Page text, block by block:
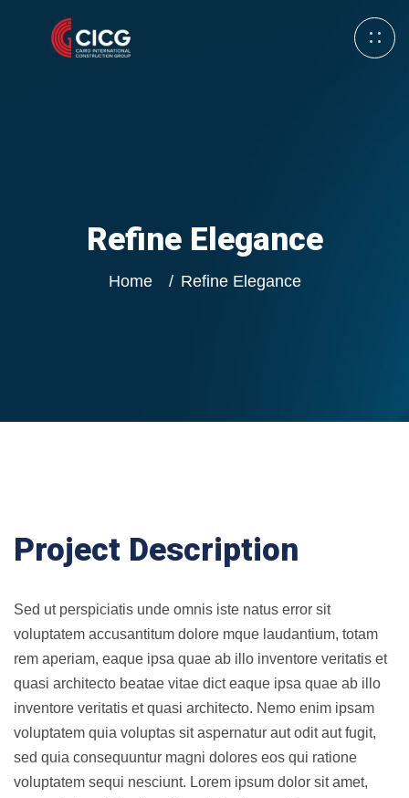
Refine Elegance
Home Refine Elegance
Project Description
Sed ut perspiciatis unde omnis iste natus error sit
voluptatem accusantitum dolore mque laudantium, totam
rem aperiam, eaque ipsa quae ab illo inventore veritatis et
quasi architecto beatae vitae dict eaque ipsa quae ab illo
inventore veritatis et quasi architecto. Nemo enim ipsam
voluptatem quia voluptas sit aspernatur aut odit aut fugit,
sed quia consequuntur magni dolores eos qui ratione
voluptatem sequi nesciunt. Lorem ipsum dolor sit amet,